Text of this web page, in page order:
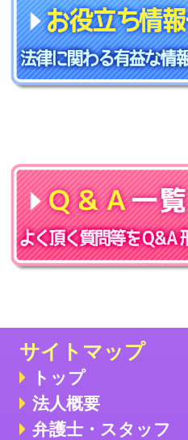
サイトマップ
トップ
法人概要
弁護士・スタッフ